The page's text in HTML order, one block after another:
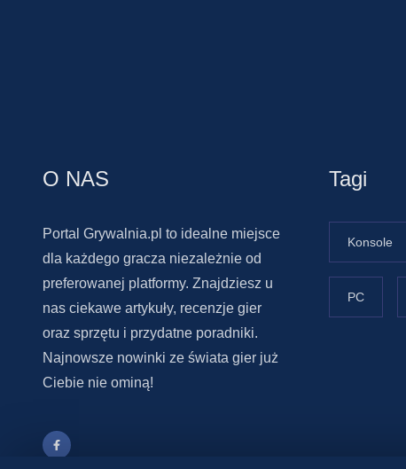
O NAS
Portal Grywalnia.pl to idealne miejsce
dla każdego gracza niezależnie od
preferowanej platformy. Znajdziesz u
nas ciekawe artykuły, recenzje gier
oraz sprzętu i przydatne poradniki.
Najnowsze nowinki ze świata gier już
Ciebie nie ominą!
Tagi
Konsole
PC